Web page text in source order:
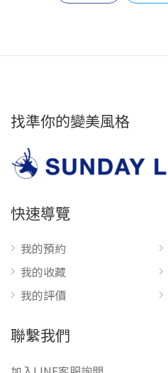
找準你的變美風格
快速導覽
我的預約
我的收藏
我的評價
聯繫我們